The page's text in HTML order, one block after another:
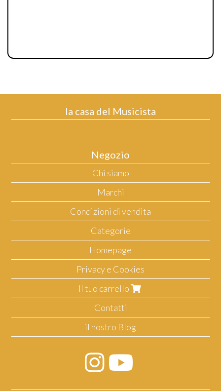
la casa del Musicista
Negozio
Chi siamo
Marchi
Condizioni di vendita
Categorie
Homepage
Privacy e Cookies
Il tuo carrello
Contatti
il nostro Blog